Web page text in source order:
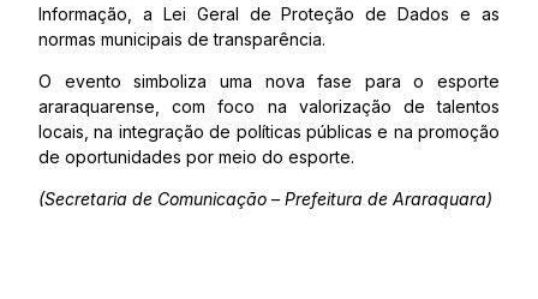
Informação, a Lei Geral de Proteção de Dados e as
normas municipais de transparência.
O evento simboliza uma nova fase para o esporte
araraquarense, com foco na valorização de talentos
locais, na integração de políticas públicas e na promoção
de oportunidades por meio do esporte.
(Secretaria de Comunicação – Prefeitura de Araraquara)